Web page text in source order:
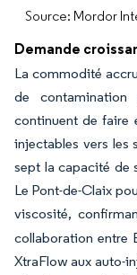
Source: Mordor
Demande
La commodité
de contamination
continuent de faire
injectables vers les
sept la capacité de
Le Pont-de-Claix
viscosité,
collaboration entre
XtraFlow aux auto-